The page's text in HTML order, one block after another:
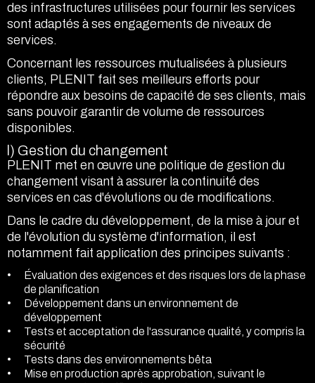
des infrastructures utilisées pour fournir les services
sont adaptés à ses engagements de niveaux de
services.
Concernant les ressources mutualisées à plusieurs
clients, PLENIT fait ses meilleurs efforts pour
répondre aux besoins de capacité de ses clients, mais
sans pouvoir garantir de volume de ressources
disponibles.
l) Gestion du changement
PLENIT met en œuvre une politique de gestion du
changement visant à assurer la continuité des
services en cas d'évolutions ou de modifications.
Dans le cadre du développement, de la mise à jour et
de l'évolution du système d'information, il est
notamment fait application des principes suivants :
Évaluation des exigences et des risques lors de la phase
de planification
Développement dans un environnement de
développement
Tests et acceptation de l'assurance qualité, y compris la
sécurité
Tests dans des environnements bêta
Mise en production après approbation, suivant le